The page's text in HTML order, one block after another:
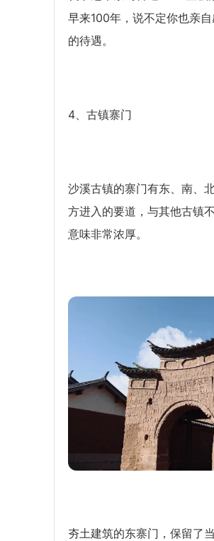
早来100年，说不定你也亲
的待遇。
4、古镇寨门
沙溪古镇的寨门有东、南、
方进入的要道，与其他古镇
意味非常浓厚。
夯土建筑的东寨门，保留了